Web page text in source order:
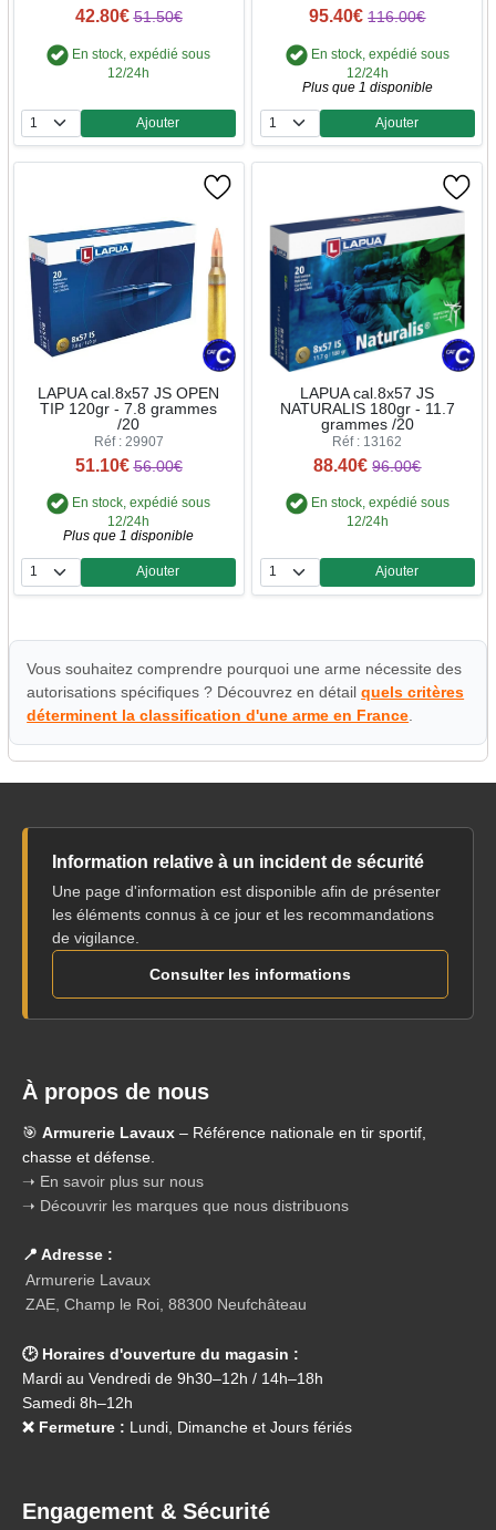
42.80€ 51.50€
En stock, expédié sous
12/24h
Quantité
Ajouter
95.40€ 116.00€
En stock, expédié sous
12/24h
Plus que 1 disponible
Quantité
Ajouter
LAPUA cal.8x57 JS OPEN
TIP 120gr - 7.8 grammes
/20
Réf : 29907
51.10€ 56.00€
En stock, expédié sous
12/24h
Plus que 1 disponible
Quantité
Ajouter
LAPUA cal.8x57 JS
NATURALIS 180gr - 11.7
grammes /20
Réf : 13162
88.40€ 96.00€
En stock, expédié sous
12/24h
Quantité
Ajouter
Vous souhaitez comprendre pourquoi une arme nécessite des
autorisations spécifiques ? Découvrez en détailquels critères
déterminent la classification d'une arme en France
Information relative à un incident de sécurité
Une page d'information est disponible afin de présenter
les éléments connus à ce jour et les recommandations
de vigilance.
Consulter les informations
À propos de nous
🎯 Armurerie Lavaux – Référence nationale en tir sportif,
chasse et défense.
➝ En savoir plus sur nous
➝ Découvrir les marques que nous distribuons
📍 Adresse :
Armurerie Lavaux
ZAE, Champ le Roi, 88300 Neufchâteau
🕑 Horaires d'ouverture du magasin :
Mardi au Vendredi de 9h30–12h / 14h–18h
Samedi 8h–12h
❌ Fermeture : Lundi, Dimanche et Jours fériés
Engagement & Sécurité